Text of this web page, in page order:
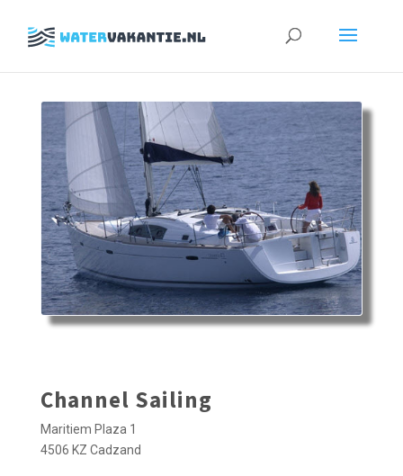
Zoeken
Channel Sailing
Maritiem Plaza 1
4506 KZ Cadzand